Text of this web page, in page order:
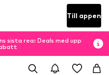
Till appen
sista rea: Deals med upp